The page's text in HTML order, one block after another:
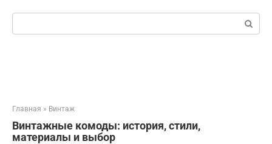
Поиск:
Главная » Винтаж
Винтажные комоды: история, стили,
материалы и выбор